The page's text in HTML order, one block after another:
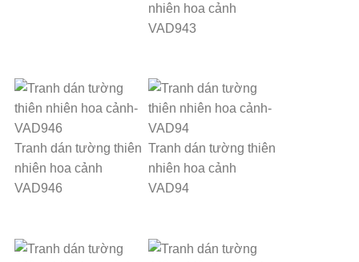
nhiên hoa cảnh
VAD943
Tranh dán tường thiên
nhiên hoa cảnh
VAD946
Tranh dán tường thiên
nhiên hoa cảnh
VAD94